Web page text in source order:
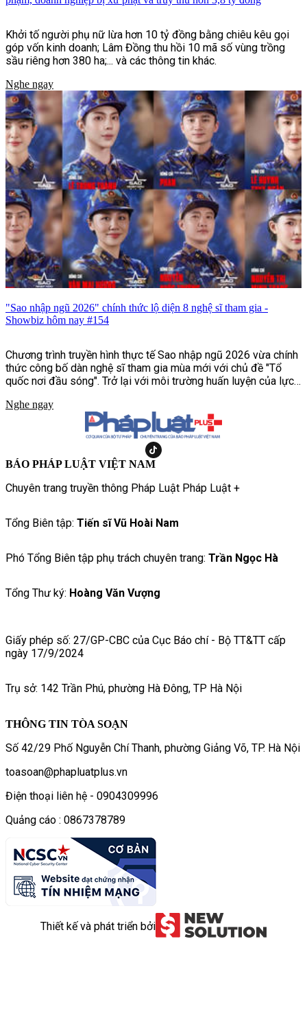
Khởi tố người phụ nữ lừa hơn 10 tỷ đồng bằng chiêu kêu gọi
góp vốn kinh doanh; Lâm Đồng thu hồi 10 mã số vùng trồng
sầu riêng hơn 380 ha;... và các thông tin khác.
Nghe ngay
"Sao nhập ngũ 2026" chính thức lộ diện 8 nghệ sĩ tham gia -
Showbiz hôm nay #154
Chương trình truyền hình thực tế Sao nhập ngũ 2026 vừa chính
thức công bố dàn nghệ sĩ tham gia mùa mới với chủ đề "Tổ
quốc nơi đầu sóng". Trở lại với môi trường huấn luyện của lực
những thử thách khắc nghiệt hơn, chân thực hơn, tái hiện cuộc
sống và quá trình rèn luyện của những người lính nơi đầu sóng
Nghe ngay
BÁO PHÁP LUẬT VIỆT NAM
Chuyên trang truyền thông Pháp Luật Pháp Luật +
Tổng Biên tập: Tiến sĩ Vũ Hoài Nam
Phó Tổng Biên tập phụ trách chuyên trang: Trần Ngọc Hà
Tổng Thư ký: Hoàng Văn Vượng
Giấy phép số: 27/GP-CBC của Cục Báo chí - Bộ TT&TT cấp
ngày 17/9/2024
Trụ sở: 142 Trần Phú, phường Hà Đông, TP Hà Nội
THÔNG TIN TÒA SOẠN
Số 42/29 Phố Nguyễn Chí Thanh, phường Giảng Võ, TP. Hà Nội
toasoan@phapluatplus.vn
Điện thoại liên hệ - 0904309996
Quảng cáo : 0867378789
Thiết kế và phát triển bởi